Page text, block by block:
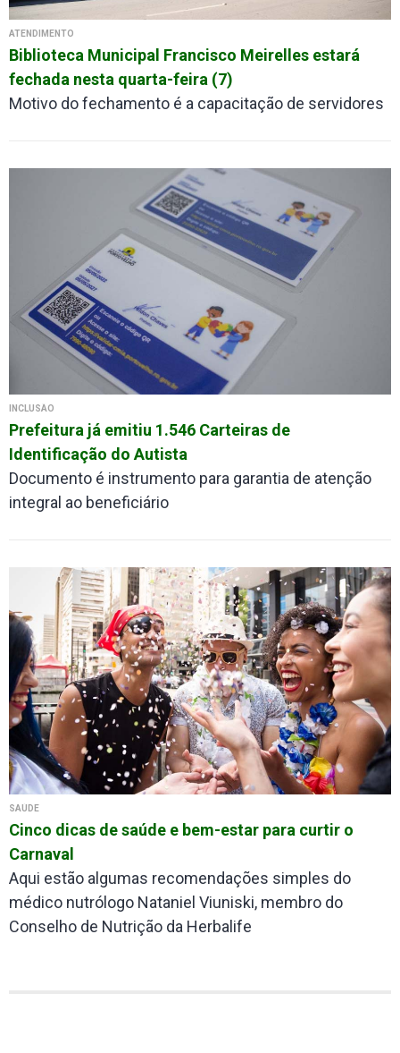
ATENDIMENTO
Biblioteca Municipal Francisco Meirelles estará
fechada nesta quarta-feira (7)
Motivo do fechamento é a capacitação de servidores
INCLUSÃO
Prefeitura já emitiu 1.546 Carteiras de
Identificação do Autista
Documento é instrumento para garantia de atenção
integral ao beneficiário
SAÚDE
Cinco dicas de saúde e bem-estar para curtir o
Carnaval
Aqui estão algumas recomendações simples do
médico nutrólogo Nataniel Viuniski, membro do
Conselho de Nutrição da Herbalife